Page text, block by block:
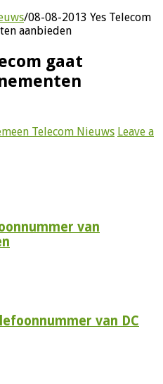
/08-08-2013 Yes Telecom
aanbieden
gaat
Telecom Nieuws Leave a
van
van DC